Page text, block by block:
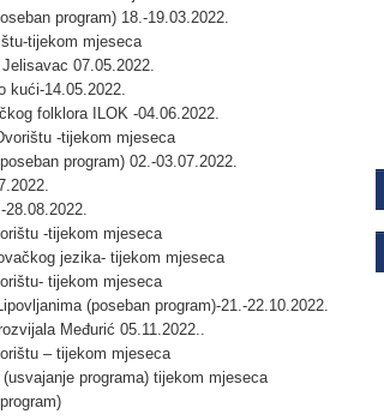
program) 18.-19.03.2022.
tijekom mjeseca
07.05.2022.
kući-14.05.2022.
folklora ILOK -04.06.2022.
-tijekom mjeseca
program) 02.-03.07.2022.
-tijekom mjeseca
jezika- tijekom mjeseca
tijekom mjeseca
(poseban program)-21.-22.10.2022.
Međurić 05.11.2022..
– tijekom mjeseca
programa) tijekom mjeseca